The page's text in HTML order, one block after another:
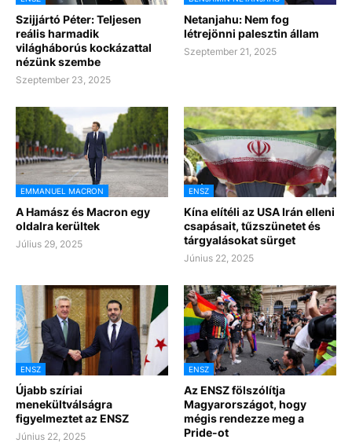
Szijjártó Péter: Teljesen
reális harmadik
világháborús kockázattal
nézünk szembe
Szeptember 23, 2025
Netanjahu: Nem fog
létrejönni palesztin állam
Szeptember 21, 2025
EMMANUEL MACRON
A Hamász és Macron egy
oldalra kerültek
Július 29, 2025
ENSZ
Kína elítéli az USA Irán elleni
csapásait, tűzszünetet és
tárgyalásokat sürget
Június 22, 2025
ENSZ
Újabb szíriai
menekültválságra
figyelmeztet az ENSZ
Június 22, 2025
ENSZ
Az ENSZ fölszólítja
Magyarországot, hogy
mégis rendezze meg a
Pride-ot